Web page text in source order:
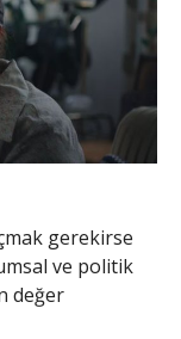
gerekirse
ve politik
değer